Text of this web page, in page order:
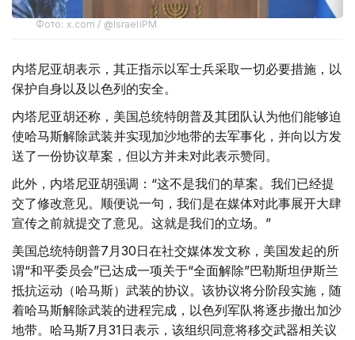
Фото: x.com / @IsraeliPM
内塔尼亚胡表示，其正指示以军士兵采取一切必要措施，以
保护自身以及以色列的安全。
内塔尼亚胡还称，美国总统特朗普及其团队认为他们能够迫
使哈马斯解除武装并实现加沙地带的去军事化，并向以方发
送了一份协议草案，但以方并未对此表示赞同。
此外，内塔尼亚胡强调：“这不是我们的草案。我们已经提
交了修改意见。顺便说一句，我们是在媒体对此事展开大肆
宣传之前就提交了意见。这就是我们的立场。”
美国总统特朗普7月30日在社交媒体发文称，美国发起的所
谓“和平委员会”已达成一项关于“全面解除”巴勒斯坦伊斯兰
抵抗运动（哈马斯）武装的协议。该协议将分阶段实施，随
着哈马斯解除武装的进程完成，以色列军队将逐步撤出加沙
地带。哈马斯7月31日表示，该组织同意将移交武器相关议